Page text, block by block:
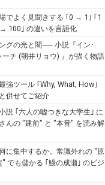
でよく見聞きする ｢0 → 1｣ ｢1
100｣ の違いを言語化
グの光と闇── 小説『イン･
ーチ (朝井リョウ) 』が描く物語
強ツール ｢Why, What, How｣
併せてご紹介
説 ｢六人の嘘つきな大学生｣ に
んの "建前" と "本音" を読み解
に集中するか。常識外れの "原
" でも儲かる ｢鰻の成瀬｣ のビジ